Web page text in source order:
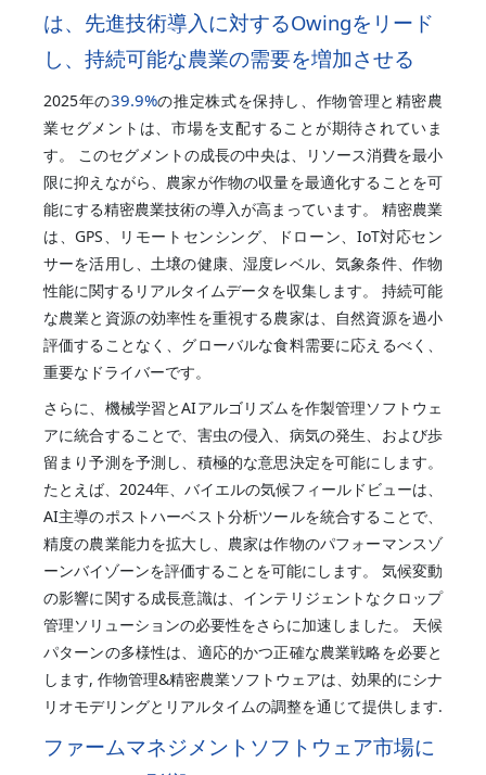
は、先進技術導入に対するOwingをリード
し、持続可能な農業の需要を増加させる
2025年の39.9%の推定株式を保持し、作物管理と精密農
業セグメントは、市場を支配することが期待されていま
す。 このセグメントの成長の中央は、リソース消費を最小
限に抑えながら、農家が作物の収量を最適化することを可
能にする精密農業技術の導入が高まっています。 精密農業
は、GPS、リモートセンシング、ドローン、IoT対応セン
サーを活用し、土壌の健康、湿度レベル、気象条件、作物
性能に関するリアルタイムデータを収集します。 持続可能
な農業と資源の効率性を重視する農家は、自然資源を過小
評価することなく、グローバルな食料需要に応えるべく、
重要なドライバーです。
さらに、機械学習とAIアルゴリズムを作製管理ソフトウェ
アに統合することで、害虫の侵入、病気の発生、および歩
留まり予測を予測し、積極的な意思決定を可能にします。
たとえば、2024年、バイエルの気候フィールドビューは、
AI主導のポストハーベスト分析ツールを統合することで、
精度の農業能力を拡大し、農家は作物のパフォーマンスゾ
ーンバイゾーンを評価することを可能にします。 気候変動
の影響に関する成長意識は、インテリジェントなクロップ
管理ソリューションの必要性をさらに加速しました。 天候
パターンの多様性は、適応的かつ正確な農業戦略を必要と
します, 作物管理&精密農業ソフトウェアは、効果的にシナ
リオモデリングとリアルタイムの調整を通じて提供します.
ファームマネジメントソフトウェア市場に